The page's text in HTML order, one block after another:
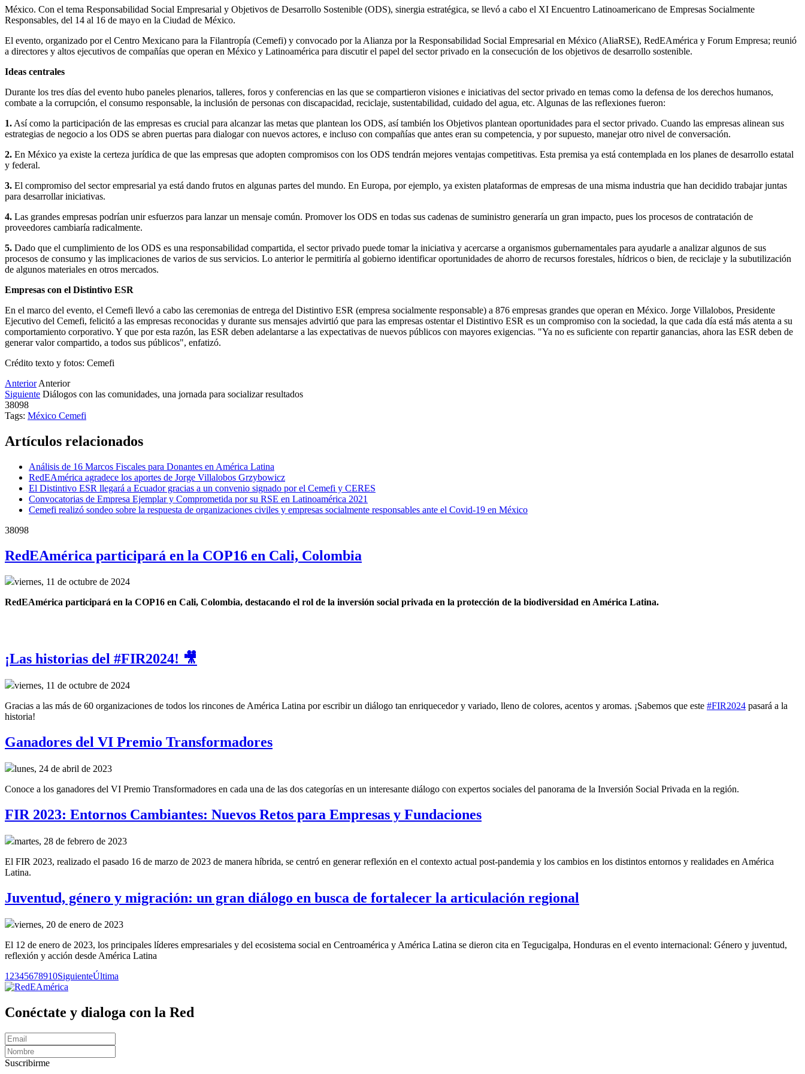
México. Con el tema Responsabilidad Social Empresarial y Objetivos de Desarrollo Sostenible (ODS), sinergia estratégica, se llevó a cabo el XI Encuentro Latinoamericano de Empresas Socialmente
Responsables, del 14 al 16 de mayo en la Ciudad de México.
El evento, organizado por el Centro Mexicano para la Filantropía (Cemefi) y convocado por la Alianza por la Responsabilidad Social Empresarial en México (AliaRSE), RedEAmérica y Forum Empresa; reunió
a directores y altos ejecutivos de compañías que operan en México y Latinoamérica para discutir el papel del sector privado en la consecución de los objetivos de desarrollo sostenible.
Ideas centrales
Durante los tres días del evento hubo paneles plenarios, talleres, foros y conferencias en las que se compartieron visiones e iniciativas del sector privado en temas como la defensa de los derechos humanos,
combate a la corrupción, el consumo responsable, la inclusión de personas con discapacidad, reciclaje, sustentabilidad, cuidado del agua, etc. Algunas de las reflexiones fueron:
1. Así como la participación de las empresas es crucial para alcanzar las metas que plantean los ODS, así también los Objetivos plantean oportunidades para el sector privado. Cuando las empresas alinean sus
estrategias de negocio a los ODS se abren puertas para dialogar con nuevos actores, e incluso con compañías que antes eran su competencia, y por supuesto, manejar otro nivel de conversación.
2. En México ya existe la certeza jurídica de que las empresas que adopten compromisos con los ODS tendrán mejores ventajas competitivas. Esta premisa ya está contemplada en los planes de desarrollo estatal
y federal.
3. El compromiso del sector empresarial ya está dando frutos en algunas partes del mundo. En Europa, por ejemplo, ya existen plataformas de empresas de una misma industria que han decidido trabajar juntas
para desarrollar iniciativas.
4. Las grandes empresas podrían unir esfuerzos para lanzar un mensaje común. Promover los ODS en todas sus cadenas de suministro generaría un gran impacto, pues los procesos de contratación de
proveedores cambiaría radicalmente.
5. Dado que el cumplimiento de los ODS es una responsabilidad compartida, el sector privado puede tomar la iniciativa y acercarse a organismos gubernamentales para ayudarle a analizar algunos de sus
procesos de consumo y las implicaciones de varios de sus servicios. Lo anterior le permitiría al gobierno identificar oportunidades de ahorro de recursos forestales, hídricos o bien, de reciclaje y la subutilización
de algunos materiales en otros mercados.
Empresas con el Distintivo ESR
En el marco del evento, el Cemefi llevó a cabo las ceremonias de entrega del Distintivo ESR (empresa socialmente responsable) a 876 empresas grandes que operan en México. Jorge Villalobos, Presidente
Ejecutivo del Cemefi, felicitó a las empresas reconocidas y durante sus mensajes advirtió que para las empresas ostentar el Distintivo ESR es un compromiso con la sociedad, la que cada día está más atenta a su
comportamiento corporativo. Y que por esta razón, las ESR deben adelantarse a las expectativas de nuevos públicos con mayores exigencias. "Ya no es suficiente con repartir ganancias, ahora las ESR deben de
generar valor compartido, a todos sus públicos", enfatizó.
Crédito texto y fotos: Cemefi
Anterior Anterior
Siguiente Diálogos con las comunidades, una jornada para socializar resultados
38098
Tags: México Cemefi
Artículos relacionados
Análisis de 16 Marcos Fiscales para Donantes en América Latina
RedEAmérica agradece los aportes de Jorge Villalobos Grzybowicz
El Distintivo ESR llegará a Ecuador gracias a un convenio signado por el Cemefi y CERES
Convocatorias de Empresa Ejemplar y Comprometida por su RSE en Latinoamérica 2021
Cemefi realizó sondeo sobre la respuesta de organizaciones civiles y empresas socialmente responsables ante el Covid-19 en México
38098
RedEAmérica participará en la COP16 en Cali, Colombia
viernes, 11 de octubre de 2024
RedEAmérica participará en la COP16 en Cali, Colombia, destacando el rol de la inversión social privada en la protección de la biodiversidad en América Latina.
¡Las historias del #FIR2024! 🎥
viernes, 11 de octubre de 2024
Gracias a las más de 60 organizaciones de todos los rincones de América Latina por escribir un diálogo tan enriquecedor y variado, lleno de colores, acentos y aromas. ¡Sabemos que este #FIR2024 pasará a la
historia!
Ganadores del VI Premio Transformadores
lunes, 24 de abril de 2023
Conoce a los ganadores del VI Premio Transformadores en cada una de las dos categorías en un interesante diálogo con expertos sociales del panorama de la Inversión Social Privada en la región.
FIR 2023: Entornos Cambiantes: Nuevos Retos para Empresas y Fundaciones
martes, 28 de febrero de 2023
El FIR 2023, realizado el pasado 16 de marzo de 2023 de manera híbrida, se centró en generar reflexión en el contexto actual post-pandemia y los cambios en los distintos entornos y realidades en América
Latina.
Juventud, género y migración: un gran diálogo en busca de fortalecer la articulación regional
viernes, 20 de enero de 2023
El 12 de enero de 2023, los principales líderes empresariales y del ecosistema social en Centroamérica y América Latina se dieron cita en Tegucigalpa, Honduras en el evento internacional: Género y juventud,
reflexión y acción desde América Latina
1 2345678910SiguienteÚltima
Conéctate y dialoga con la Red
Suscribirme